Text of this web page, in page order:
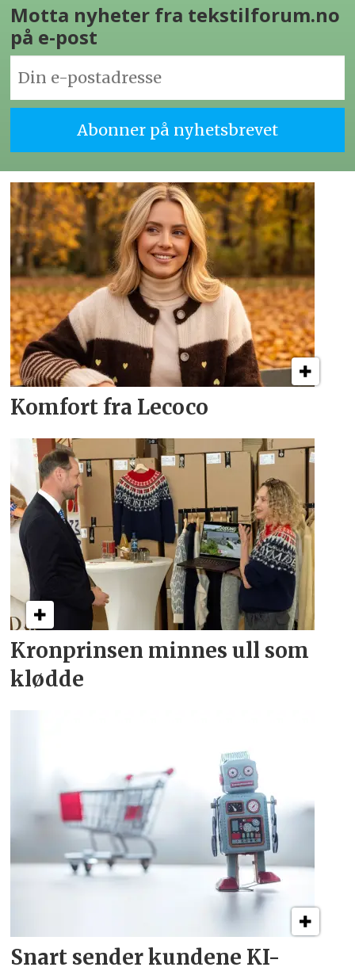
Motta nyheter fra tekstilforum.no
på e-post
Komfort fra Lecoco
Kronprinsen minnes ull som
klødde
Snart sender kundene KI-